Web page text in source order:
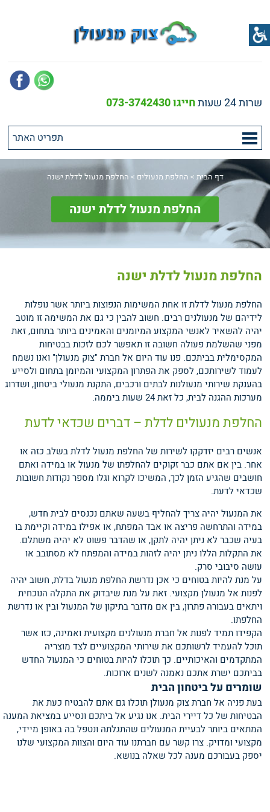
שרות 24 שעות חייגו 073-3742430
דף הבית > החלפת מנעולים > החלפת מנעול לדלת ישנה
החלפת מנעול לדלת ישנה
החלפת מנעול לדלת ישנה
החלפת מנעול לדלת זו אחת המשימות הנפוצות ביותר אשר נופלות
לידיהם של מנעולנים רבים. חשוב להבין כי גם את המשימה זו מוטב
יהיה להשאיר לאנשי המקצוע המיומנים והאמינים ביותר בתחום, זאת
מפני שהשלמת פעולה חשובה זו תאפשר לכם לזכות בבטיחות
המקסימלית בביתכם. פנו עוד היום אל חברת "צוק מנעולן" ואנו נשמח
לעמוד לשירותכם, לספק את הפתרון המקצועי והמיומן בתחום ולסייע
בהענקת שירותי מנעולנות לבתים ורכבים, התקנת מנעולי ביטחון, ושדרוג
מערכות ההגנה לבית, כל זאת 24 שעות ביממה.
החלפת מנעולים לדלת – דברים שכדאי לדעת
אנשים רבים יזדקקו לשירות של החלפת מנעול לדלת בשלב כזה או
אחר. בין אם אתם כבר זקוקים להחלפתו של מנעול או במידה ואתם
חושבים שהגיע הזמן לכך, המשיכו לקרוא וגלו מספר נקודות חשובות
שכדאי לדעת.
את המנעול יהיה צריך להחליף בשעה שאתם נכנסים לבית חדש,
במידה והתרחשה פריצה או אבד המפתח, או אפילו במידה וקיימת בו
בעיה שכבר לא ניתן יהיה לתקן, או שהדבר פשוט לא יהיה משתלם.
את התקלות הללו ניתן יהיה לזהות במידה והמפתח לא מסתובב או
עושה סיבובי סרק.
על מנת להיות בטוחים כי אכן נדרשת החלפת מנעול בדלת, חשוב יהיה
לפנות אל מנעולן מקצועי. זאת על מנת שיבדוק את התקלה הנוכחית
ויתאים בעבורה פתרון, בין אם מדובר בתיקון של המנעול ובין או נדרשת
החלפתו.
הקפידו תמיד לפנות אל חברת מנעולנים מקצועית ואמינה, כזו אשר
תוכל להעמיד לרשותכם את שירותי המקצועיים לצד מוצריה
המתקדמים והאיכותיים. כך תוכלו להיות בטוחים כי המנעול החדש
בביתכם ישרת אתכם נאמנה לשנים ארוכות.
שומרים על ביטחון הבית
בעת פניה אל חברת צוק מנעולן תוכלו גם אתם להבטיח כעת את
הבטיחות של כל דיירי הבית. אנו נגיע אל ביתכם ונסייע במציאת המענה
המתאים ביותר לבעיית המנעולים שהתגלתה ונטפל בה באופן מיידי,
מקצועי ומדויק. צרו קשר עם חברתנו עוד היום והצוות המקצועי שלנו
יספק בעבורכם מענה לכל שאלה בנושא.